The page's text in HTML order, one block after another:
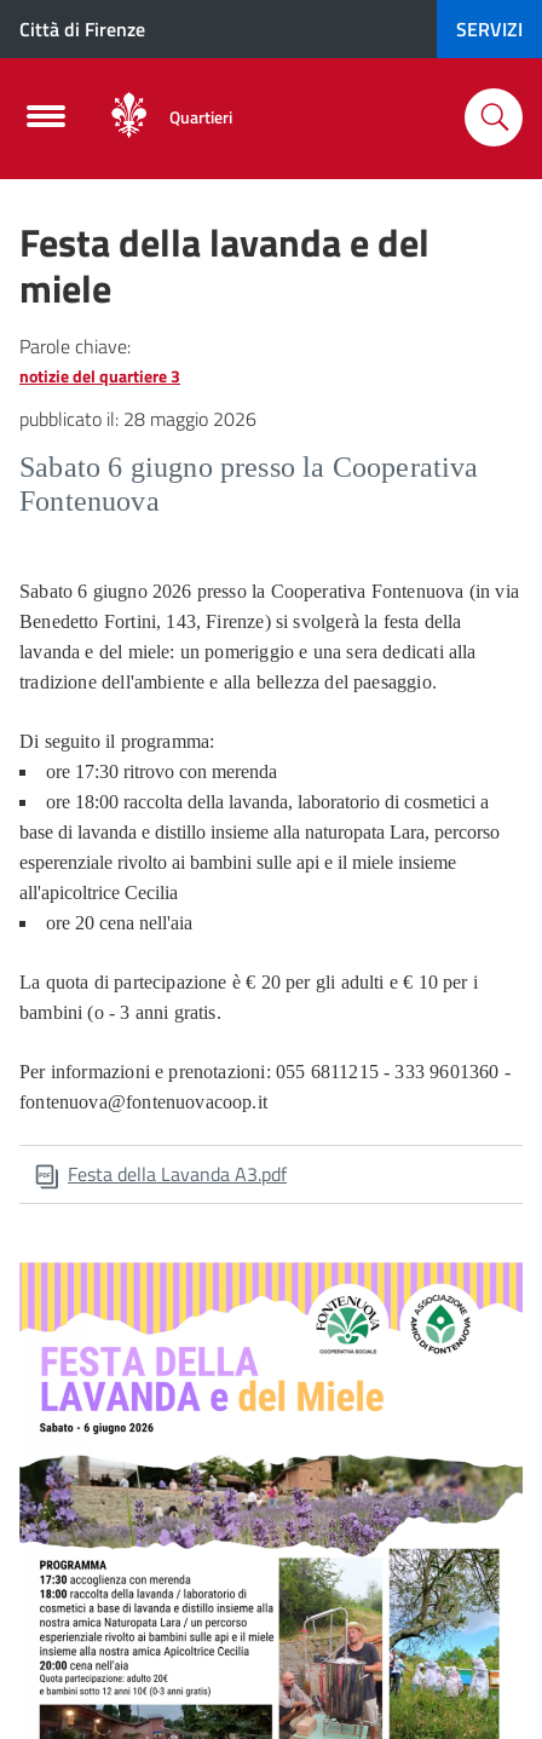
Città di Firenze SERVIZI
Quartieri
Festa della lavanda e del
miele
Parole chiave:
notizie del quartiere 3
pubblicato il: 28 maggio 2026
Sabato 6 giugno presso la Cooperativa
Fontenuova
Sabato 6 giugno 2026 presso la Cooperativa Fontenuova (in via
Benedetto Fortini, 143, Firenze) si svolgerà la festa della
lavanda e del miele: un pomeriggio e una sera dedicati alla
tradizione dell'ambiente e alla bellezza del paesaggio.
Di seguito il programma:
ore 17:30 ritrovo con merenda
ore 18:00 raccolta della lavanda, laboratorio di cosmetici a
base di lavanda e distillo insieme alla naturopata Lara, percorso
esperenziale rivolto ai bambini sulle api e il miele insieme
all'apicoltrice Cecilia
ore 20 cena nell'aia
La quota di partecipazione è € 20 per gli adulti e € 10 per i
bambini (o - 3 anni gratis.
Per informazioni e prenotazioni: 055 6811215 - 333 9601360 -
fontenuova@fontenuovacoop.it
Festa della Lavanda A3.pdf